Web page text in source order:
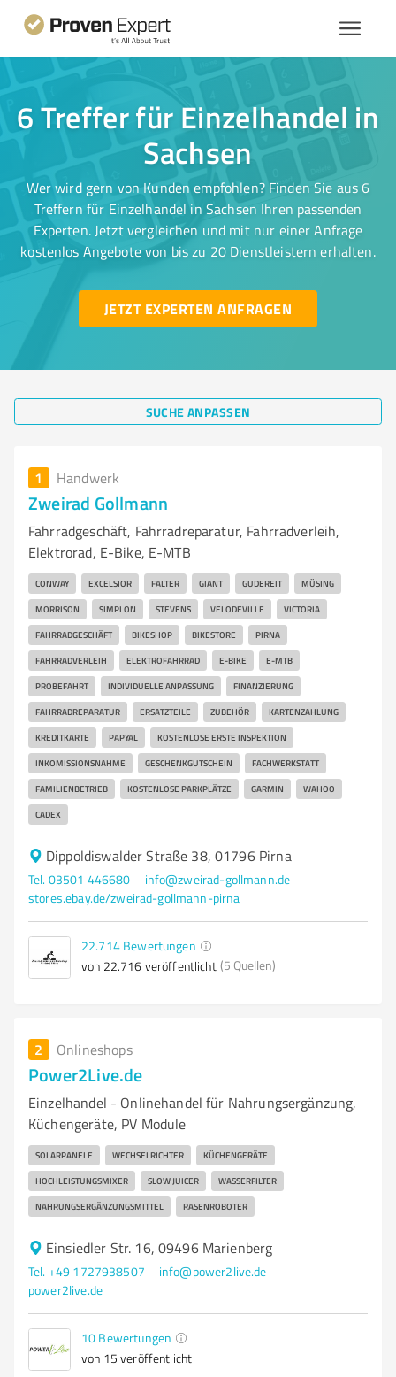
6 Treffer für Einzelhandel in
Sachsen
Wer wird gern von Kunden empfohlen? Finden Sie aus 6
Treffern für Einzelhandel in Sachsen Ihren passenden
Experten. Jetzt vergleichen und mit nur einer Anfrage
kostenlos Angebote von bis zu 20 Dienstleistern erhalten.
JETZT EXPERTEN ANFRAGEN
SUCHE ANPASSEN
1 Handwerk
Zweirad Gollmann
Fahrradgeschäft, Fahrradreparatur, Fahrradverleih,
Elektrorad, E-Bike, E-MTB
CONWAY EXCELSIOR FALTER GIANT GUDEREIT MÜSING
MORRISON SIMPLON STEVENS VELODEVILLE VICTORIA
FAHRRADGESCHÄFT BIKESHOP BIKESTORE PIRNA
FAHRRADVERLEIH ELEKTROFAHRRAD E-BIKE E-MTB
PROBEFAHRT INDIVIDUELLE ANPASSUNG FINANZIERUNG
FAHRRADREPARATUR ERSATZTEILE ZUBEHÖR KARTENZAHLUNG
KREDITKARTE PAPYAL KOSTENLOSE ERSTE INSPEKTION
INKOMISSIONSNAHME GESCHENKGUTSCHEIN FACHWERKSTATT
FAMILIENBETRIEB KOSTENLOSE PARKPLÄTZE GARMIN WAHOO
CADEX
Dippoldiswalder Straße 38, 01796 Pirna
Tel. 03501 446680
info@zweirad-gollmann.de
stores.ebay.de/zweirad-gollmann-pirna
22.714 Bewertungen
von 22.716 veröffentlicht (5 Quellen)
2 Onlineshops
Power2Live.de
Einzelhandel - Onlinehandel für Nahrungsergänzung,
Küchengeräte, PV Module
SOLARPANELE WECHSELRICHTER KÜCHENGERÄTE
HOCHLEISTUNGSMIXER SLOW JUICER WASSERFILTER
NAHRUNGSERGÄNZUNGSMITTEL RASENROBOTER
Einsiedler Str. 16, 09496 Marienberg
Tel. +49 1727938507
info@power2live.de
power2live.de
10 Bewertungen
von 15 veröffentlicht